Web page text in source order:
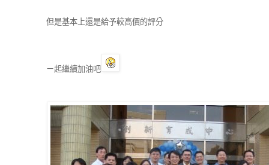
但是基本上還是給予較高價的評分
ㄧ起繼續加油吧